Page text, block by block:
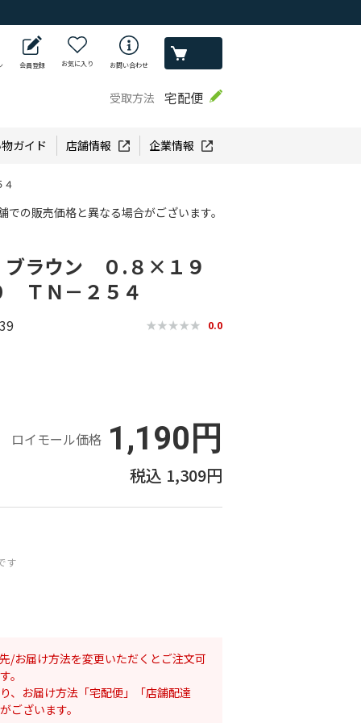
会員登録 お気に入り お問い合わせ
受取方法 宅配便
ガイド 店舗情報 企業情報
の販売価格と異なる場合がございます。
ラウン ０.８×１９
ＴＮ－２５４
0.0
ロイモール価格 1,190円
1,309円
す
/お届け方法を変更いただくとご注文可
。
、お届け方法「宅配便」「店舗配達
ございます。